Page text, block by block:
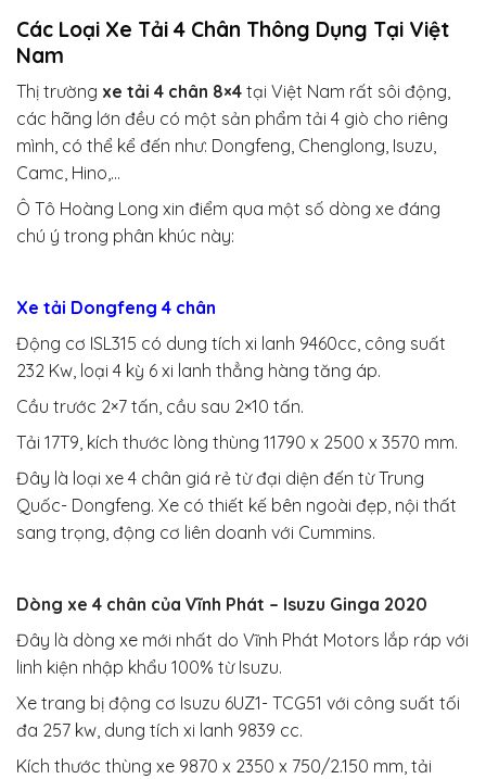
Các Loại Xe Tải 4 Chân Thông Dụng Tại Việt
Nam
Thị trường xe tải 4 chân 8×4 tại Việt Nam rất sôi động,
các hãng lớn đều có một sản phẩm tải 4 giò cho riêng
mình, có thể kể đến như: Dongfeng, Chenglong, Isuzu,
Camc, Hino,…
Ô Tô Hoàng Long xin điểm qua một số dòng xe đáng
chú ý trong phân khúc này:
Xe tải Dongfeng 4 chân
Động cơ ISL315 có dung tích xi lanh 9460cc, công suất
232 Kw, loại 4 kỳ 6 xi lanh thẳng hàng tăng áp.
Cầu trước 2×7 tấn, cầu sau 2×10 tấn.
Tải 17T9, kích thước lòng thùng 11790 x 2500 x 3570 mm.
Đây là loại xe 4 chân giá rẻ từ đại diện đến từ Trung
Quốc- Dongfeng. Xe có thiết kế bên ngoài đẹp, nội thất
sang trọng, động cơ liên doanh với Cummins.
Dòng xe 4 chân của Vĩnh Phát – Isuzu Ginga 2020
Đây là dòng xe mới nhất do Vĩnh Phát Motors lắp ráp với
linh kiện nhập khẩu 100% từ Isuzu.
Xe trang bị động cơ Isuzu 6UZ1- TCG51 với công suất tối
đa 257 kw, dung tích xi lanh 9839 cc.
Kích thước thùng xe 9870 x 2350 x 750/2.150 mm, tải